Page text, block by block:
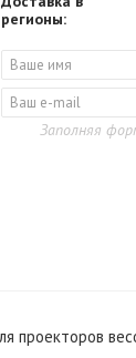
регионы:
Заполняя
проекторов